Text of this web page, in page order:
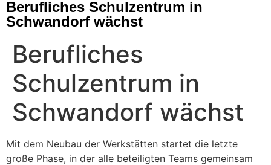
Berufliches Schulzentrum in
Schwandorf wächst
Berufliches
Schulzentrum in
Schwandorf wächst
Mit dem Neubau der Werkstätten startet die letzte
große Phase, in der alle beteiligten Teams gemeinsam